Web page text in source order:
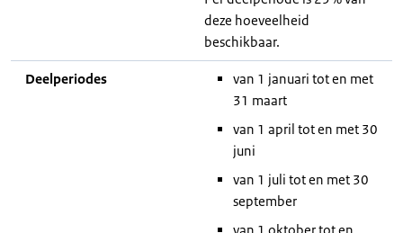
deze hoeveelheid
beschikbaar.
Deelperiodes
van 1 januari tot en met
31 maart
van 1 april tot en met 30
juni
van 1 juli tot en met 30
september